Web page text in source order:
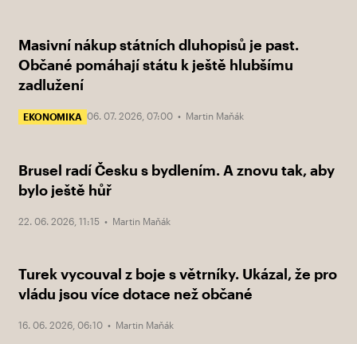
Masivní nákup státních dluhopisů je past.
Občané pomáhají státu k ještě hlubšímu
zadlužení
EKONOMIKA 06. 07. 2026, 07:00 • Martin Maňák
Brusel radí Česku s bydlením. A znovu tak, aby
bylo ještě hůř
22. 06. 2026, 11:15 • Martin Maňák
Turek vycouval z boje s větrníky. Ukázal, že pro
vládu jsou více dotace než občané
16. 06. 2026, 06:10 • Martin Maňák